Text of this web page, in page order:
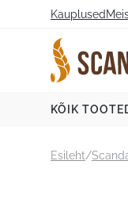
Kauplused
KÕIK
Esileht/